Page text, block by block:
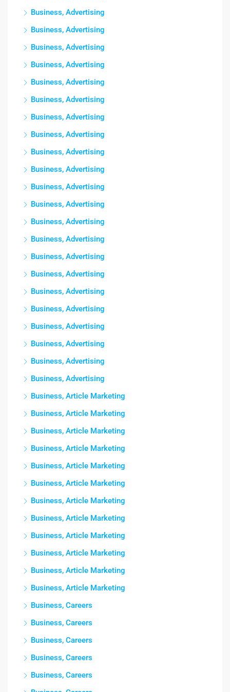
Business, Advertising
Business, Advertising
Business, Advertising
Business, Advertising
Business, Advertising
Business, Advertising
Business, Advertising
Business, Advertising
Business, Advertising
Business, Advertising
Business, Advertising
Business, Advertising
Business, Advertising
Business, Advertising
Business, Advertising
Business, Advertising
Business, Advertising
Business, Advertising
Business, Advertising
Business, Advertising
Business, Advertising
Business, Advertising
Business, Article Marketing
Business, Article Marketing
Business, Article Marketing
Business, Article Marketing
Business, Article Marketing
Business, Article Marketing
Business, Article Marketing
Business, Article Marketing
Business, Article Marketing
Business, Article Marketing
Business, Article Marketing
Business, Article Marketing
Business, Careers
Business, Careers
Business, Careers
Business, Careers
Business, Careers